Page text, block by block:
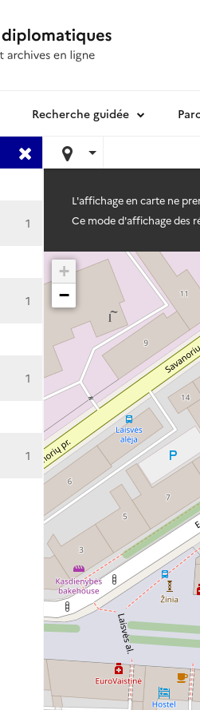
Recherche guidée
1
1
1
1
L'affichage en carte ne
Ce mode d'affichage des
+
−